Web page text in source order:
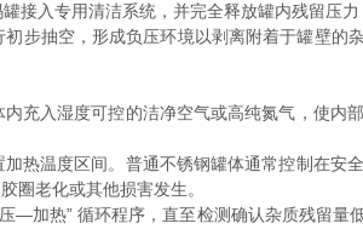
入专用清洁系统，并完全释放罐内残留压力
抽空，形成负压环境以剥离附着于罐壁的
入湿度可控的洁净空气或高纯氮气，使内
温度区间。普通不锈钢罐体通常控制在安
圈老化或其他损害发生。
热” 循环程序，直至检测确认杂质残留量